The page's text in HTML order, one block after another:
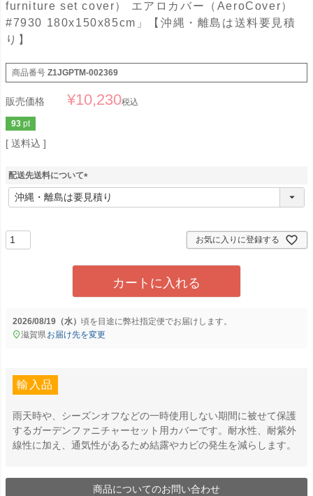
furniture set cover） エアロカバー（AeroCover）
#7930 180x150x85cm」【沖縄・離島は送料要見積
り】
商品番号 Z1JGPTM-002369
販売価格 ¥10,230税込
93 pt
送料込
配送先送料について
(
必
お気に入りに登録する
カートに入れる
2026/08/19（水） に弊社指定便でお届けします。
滋賀県お届け先を変更
輸入品
雨天時や、シーズンオフなどの一時使用しない期間に被せて保護
するガーデンファニチャーセット用カバーです。耐水性、耐紫外
線性に加え、通気性があるため結露やカビの発生を減らします。
商品についてのお問い合わせ